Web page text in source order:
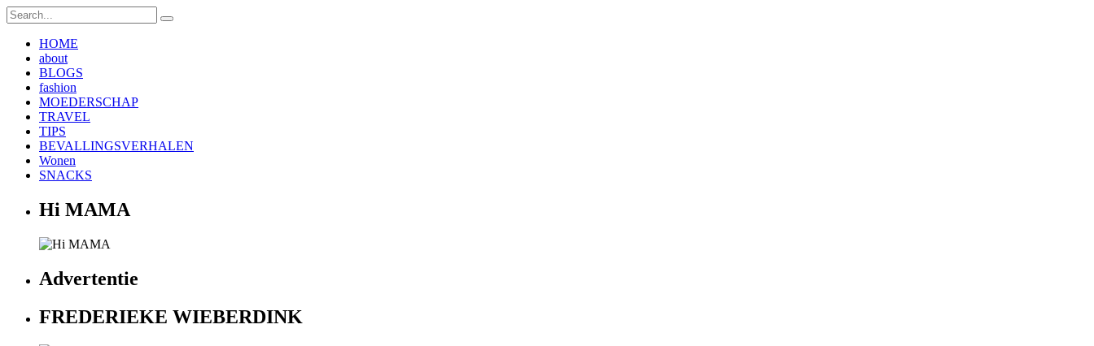
HOME
about
BLOGS
fashion
MOEDERSCHAP
TRAVEL
TIPS
BEVALLINGSVERHALEN
Wonen
SNACKS
Hi MAMA
Advertentie
FREDERIEKE WIEBERDINK